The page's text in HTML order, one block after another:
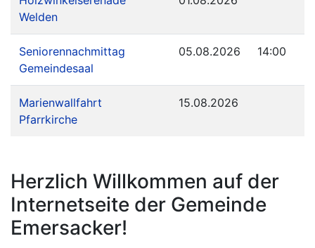
Welden
Seniorennachmittag
Gemeindesaal
05.08.2026 14:00
Marienwallfahrt
Pfarrkirche
15.08.2026
Herzlich Willkommen auf der
Internetseite der Gemeinde
Emersacker!